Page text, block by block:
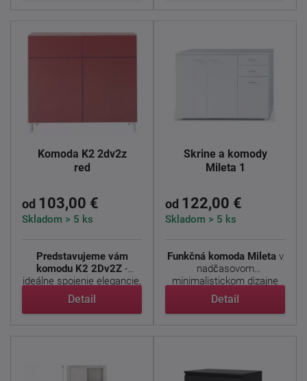
Komoda K2 2dv2z
red
od 103,00 €
Skladom > 5 ks
Predstavujeme vám
komodu K2 2Dv2Z -
ideálne spojenie elegancie,
...
Detail
Skrine a komody
Mileta 1
od 122,00 €
Skladom > 5 ks
Funkčná komoda Miletav
nadčasovom
minimalistickom dizajne
prináša ...
Detail